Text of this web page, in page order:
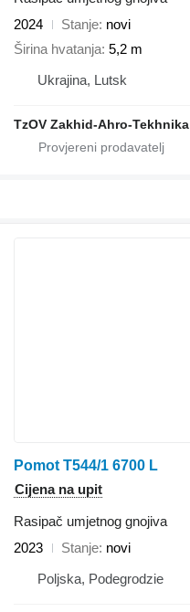
2024
Stanje novi
Širina hvatanja 5,2 m
Ukrajina, Lutsk
TzOV Zakhid-Ahro-Tekhnika
Pomot T544/1 6700 L
Cijena na upit
Rasipač umjetnog gnojiva
2023
Stanje novi
Poljska, Podegrodzie